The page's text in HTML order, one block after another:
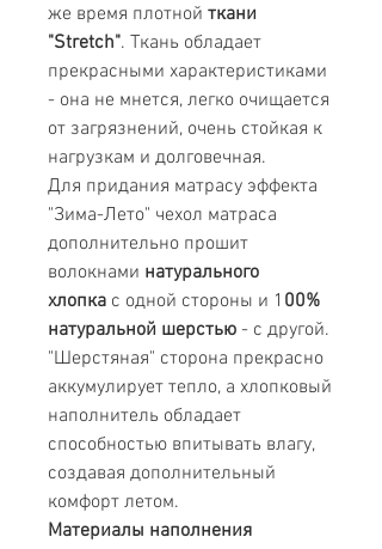
же время плотной ткани
"Stretch". Ткань обладает
прекрасными характеристиками
- она не мнется, легко очищается
от загрязнений, очень стойкая к
нагрузкам и долговечная.
Для придания матрасу эффекта
"Зима-Лето" чехол матраса
дополнительно прошит
волокнами натурального
хлопка с одной стороны и 1 00%
натуральной шерстью - с другой.
"Шерстяная" сторона прекрасно
аккумулирует тепло, а хлопковый
наполнитель обладает
способностью впитывать влагу,
создавая дополнительный
комфорт летом.
Материалы наполнения